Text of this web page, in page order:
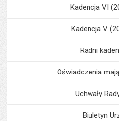
Kadencja VI
Kadencja V
Radni
Oświadczenia
Uchwały
Biuletyn